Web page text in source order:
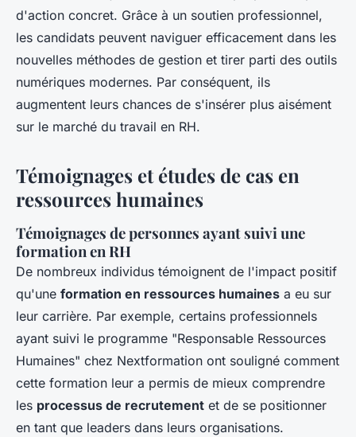
d'action concret. Grâce à un soutien professionnel,
les candidats peuvent naviguer efficacement dans les
nouvelles méthodes de gestion et tirer parti des outils
numériques modernes. Par conséquent, ils
augmentent leurs chances de s'insérer plus aisément
sur le marché du travail en RH.
Témoignages et études de cas en
ressources humaines
Témoignages de personnes ayant suivi une
formation en RH
De nombreux individus témoignent de l'impact positif
qu'une formation en ressources humaines a eu sur
leur carrière. Par exemple, certains professionnels
ayant suivi le programme "Responsable Ressources
Humaines" chez Nextformation ont souligné comment
cette formation leur a permis de mieux comprendre
les processus de recrutement et de se positionner
en tant que leaders dans leurs organisations.